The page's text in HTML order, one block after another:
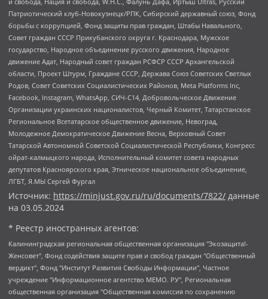
Патриотический клуб-Новокузнецк/РПК, Сибирский державный союз, Фонд
борьбы с коррупцией, Фонд защиты прав граждан, Штабы Навального,
Совет граждан СССР Прикубанского округа г. Краснодара, Мужское
государство, Народное объединение русского движения, Народное
движение Адат, Народный совет граждан РСФСР СССР Архангельской
области, Проект Штурм, Граждане СССР, Держава Союз Советских Светлых
Родов, Совет Советских Социалистических Районов, Meta Platforms Inc,
Facebook, Instagram, WhatsApp, СИЧ-С14, Добровольческое Движение
Организации украинских националистов, Черный Комитет, Татарстанское
Региональное Всетатарское общественное движение, Невоград,
Молодежное Демократическое Движение Весна, Верховный Совет
Татарской Автономной Советской Социалистической Республики, Конгресс
ойрат-калмыцкого народа, Исполнительный комитет совета народных
депутатов Красноярского края, Этническое национальное объединение,
ЛГБТ, Я.МЫ Сергей Фургал
Источник: https://minjust.gov.ru/ru/documents/7822/ данные
на 03.05.2024
* Реестр иностранных агентов:
Калининградская региональная общественная организация "Экозащита!-Женсовет", Фонд содействия защите прав и свобод граждан "Общественный вердикт", Фонд "Институт Развития Свободы Информации", Частное учреждение "Информационное агентство МЕМО. РУ", Региональная общественная организация "Общественная комиссия по сохранению наследия академика Сахарова", Фонд поддержки свободы прессы, Санкт-Петербургская общественная правозащитная организация "Гражданский контроль", Межрегиональная общественная организация "Информационно-просветительский центр "Мемориал", Региональный Фонд "Центр Защиты Прав Средств Массовой Информации", с 05.12.2023 Фонд "Центр Защиты Прав Средств массовой информации", Региональная общественная благотворительная организация помощи беженцам и мигрантам "Гражданское содействие", Негосударственное образовательное учреждение дополнительного профессионального образования (повышение квалификации) специалистов "АКАДЕМИЯ ПО ПРАВАМ ЧЕЛОВЕКА", Свердловская региональная общественная организация "Сутяжник", Автономная некоммерческая организация "Центр независимых социологических исследований", Союз общественных объединений "Российский исследовательский центр по правам человека", Региональное общественное учреждение научно-информационный центр "МЕМОРИАЛ", Некоммерческая организация "Фонд защиты гласности", Автономная некоммерческая организация "Институт прав человека", Городская общественная организация "Екатеринбургское общество "МЕМОРИАЛ", Городская общественная организация "Рязанское историко-просветительское и правозащитное общество "Мемориал" (Рязанский Мемориал), Челябинский региональный орган общественной самодеятельности – женское общественное объединение "Женщины Евразии", Челябинский региональный орган общественной самодеятельности "Уральская правозащитная группа", Фонд содействия защите здоровья и социальной справедливости имени Андрея Рылькова, Автономная Некоммерческая Организация "Аналитический Центр Юрия Левады", Автономная некоммерческая организация социальной поддержки населения "Проект Апрель", Региональная общественная организация помощи женщинам и детям, находящимся в кризисной ситуации "Информационно-методический центр "Анна", Фонд содействия развитию массовых коммуникаций и правовому просвещению "Так-так-Так", Фонд содействия устойчивому развитию "Серебряная тайга", Свердловский региональный общественный фонд социальных проектов "Новое время", "Idel.Реалии", Кавказ.Реалии, Крым.Реалии, Телеканал Настоящее Время, Татаро-башкирская служба Радио Свобода (Azatliq Radiosi), Радио Свободная Европа/Радио Свобода (PCE/PC), "Сибирь.Реалии", "Фактограф", Благотворительный фонд помощи осужденным и их семьям, Автономная некоммерческая организация "Институт глобализации и социальных движений", Фонд "В защиту прав заключенных", Частное учреждение "Центр поддержки и содействия развитию средств массовой информации", Пензенский региональный общественный благотворительный фонд "Гражданский союз", "Север.Реалии", Некоммерческая организация Фонд "Правовая инициатива", Общество с ограниченной ответственностью "Радио Свободная Европа/Радио Свобода", Чешское информационное агентство "MEDIUM-ORIENT", Красноярская региональная общественная организация "Мы против СПИДа", Камалягин Денис Николаевич, Маркелов Сергей Евгеньевич, Пономарев Лев Александрович, Савицкая Людмила Алексеевна, Автономная некоммерческая организация "Центр по работе с проблемой насилия "НАСИЛИЮ.НЕТ", Межрегиональный профессиональный союз работников здравоохранения "Альянс врачей", Юридическое лицо, зарегистрированное в Латвийской Республике, SIA "Medusa Project" (регистрационный номер 40103797863, дата регистрации 10.06.2014), Некоммерческая организация "Фонд по борьбе с коррупцией", Автономная некоммерческая организация "Институт права и публичной политики", Баданин Роман Сергеевич, Гликин Максим Александрович, Железнова Мария Михайловна, Лукьянова Юлия Сергеевна, Маетная Елизавета Витальевна, Маняхин Петр Борисович, Чуракова Ольга Владимировна, Ярош Юлия Петровна, Юридическое лицо "The Insider SIA", зарегистрированное в Риге, Латвийская Республика (дата регистрации 26.06.2015), являющееся администратором доменного имени интернет-издания "The Insider SIA", https://theins.ru, Постернак Алексей Евгеньевич, Рубин Михаил Аркадьевич, Анин Роман Александрович, Юридическое лицо Istories fonds, зарегистрированное в Латвийской Республике (регистрационный номер 50008295751, дата регистрации 24.02.2020), Великовский Дмитрий Александрович, Долинина Ирина Николаевна, Мароховская Алеся Алексеевна, Шлейнов Роман Юрьевич, Шмагун Олеся Валентиновна, Общество с ограниченной ответственностью "Альтаир 2021", Общество с ограниченной ответственностью "Вега 2021", Общество с ограниченной ответственностью "Главный редактор 2021", Общество с ограниченной ответственностью "Ромашки монолит", Важенков Артем Валерьевич, Ивановская областная общественная организация "Центр гендерных исследований", Гурман Юрий Альбертович, Медиапроект "ОВД-Инфо", Егоров Владимир Владимирович, Жилинский Владимир Александрович, Общество с ограниченной ответственностью "ЗП", Иванова София Юрьевна, Карезина Инна Павловна, Кильтау Екатерина Викторовна, Петров Алексей Викторович, Пискунов Сергей Евгеньевич, Смирнов Сергей Сергеевич, Тихонов Михаил Сергеевич, Общество с ограниченной ответственностью "ЖУРНАЛИСТ-ИНОСТРАННЫЙ АГЕНТ", Арапова Галина Юрьевна, Вольтская Татьяна Анатольевна, Американская компания "Mason G.E.S. Anonymous Foundation" (США), являющаяся владельцем интернет-издания https://mnews.world/, Компания "Stichting Bellingcat", зарегистрированная в Нидерландах (дата регистрации 11.07.2018), Захаров Андрей Вячеславович, Клепиковская Екатерина Дмитриевна, Общество с ограниченной ответственностью "МЕМО", Перл Роман Александрович, Симонов Евгений Алексеевич, Соловьева Елена Анатольевна, Сотников Даниил Владимирович, Сурначева Елизавета Дмитриевна, Автономная некоммерческая организация по защите прав человека и информированию населения "Якутия – Наше Мнение", Общество с ограниченной ответственностью "Москоу диджитал медиа", с 26.01.2023 Общество с ограниченной ответственностью "Чайка Белые сады", Ветошкина Валерия Валерьевна, Заговора Максим Александрович, Межрегиональное общественное движение "Российская ЛГБТ - сеть", Оленичев Максим Владимирович, Павлов Иван Юрьевич, Скворцова Елена Сергеевна, Общество с ограниченной ответственностью "Как бы инагент", Кочетков Игорь Викторович, Общество с ограниченной ответственностью "Честные выборы", Еланчик Олег Александрович, Общество с ограниченной ответственностью "Нобелевский призыв", Гималова Регина Эмилевна, Григорьев Андрей Валерьевич, Григорьева Алина Александровна, Ассоциация по содействию защите прав призывников, альтернативнослужащих и военнослужащих "Правозащитная группа "Гражданин.Армия.Право", Хисамова Регина Фаритовна, Автономная некоммерческая организация по реализации социально-правовых программ "Лилит", Дальневосточное общественное движение "Маяк", Санкт-Петербургская ЛГБТ-инициативная группа "Выход", Инициативная группа ЛГБТ+ "Реверс", Алексеев Андрей Викторович, Бекбулатова Таисия Львовна, Беляев Иван Михайлович, Владыкина Елена Сергеевна, Гельман Марат Александрович, Никульшина Вероника Юрьевна, Толоконникова Надежда Андреевна, Шендерович Виктор Анатольевич, Общество с ограниченной ответственностью "Данное сообщение", Общество с ограниченной ответственностью Издательский дом "Новая глава", Айнбиндер Александра Александровна, Московский комьюнити-центр для ЛГБТ+инициатив, Благотворительный фонд развития филантропии, Deutsche Welle (Германия, Kurt-Schumacher-Strasse 3, 53113 Bonn), Борзунова Мария Михайловна, Воробьев Виктор Викторович, Голубева Анна Львовна, Константинова Алла Михайловна, Малкова Ирина Владимировна, Мурадов Мурад Абдулгалимович, Осетинская Елизавета Николаевна, Понасенков Евгений Николаевич, Ганапольский Матвей Юрьевич, Киселев Евгений Алексеевич, Борухович Ирина Григорьевна, Дремин Иван Тимофеевич, Дубровский Дмитрий Викторович, Красноярская региональная общественная организация поддержки и развития альтернативных образовательных технологий и межкультурных коммуникаций "ИНТЕРРА", Маяковская Екатерина Алексеевна, Фейгин Марк Захарович, Филимонов Андрей Викторович, Дзугкоева Регина Николаевна, Доброхотов Роман Александрович, Дудь Юрий Александрович, Елкин Сергей Владимирович, Кругликов Кирилл Игоревич, Сабунаева Мария Леонидовна, Семенов Алексей Владимирович, Шаинян Карен Багратович, Шульман Екатерина Михайловна, Асафьев Артур Валерьевич, Вахштайн Виктор Семенович, Венедиктов Алексей Алексеевич, Лушникова Екатерина Евгеньевна, Волков Леонид Михайлович, Невзоров Александр Глебович, Пархоменко Сергей Борисович, Сироткин Ярослав Николаевич, Кара-Мурза Владимир Владимирович, Баранова Наталья Владимировна, Гозман Леонид Яковлевич, Кагарлицкий Борис Юльевич, Климарев Михаил Валерьевич, Милов Владимир Станиславович, Автономная некоммерческая организация Краснодарский центр современного искусства "Типография", Моргенштерн Алишер Тагирович, Соболь Любовь Эдуардовна, Общество с ограниченной ответственностью "ЛИЗА НОРМ", Каспаров Гарри Кимович, Ходорковский Михаил Борисович, Общество с ограниченной ответственностью "Апрельские тезисы", Данилович Ирина Брониславовна, Кашин Олег Владимирович, Петров Николай Владимирович, Пивоваров Алексей Владимирович, Соколов Михаил Владимирович, Цветкова Юлия Владимировна, Чичваркин Евгений Александрович, Комитет против пыток/Команда против пыток, Общество с ограниченной ответственностью "Первый научный", Общество с ограниченной ответственностью "Вертолет и ко", Белоцерковская Вероника Борисовна, Кац Максим Евгеньевич, Лазарева Татьяна Юрьевна, Шаведдинов Руслан Табризович, Яшин Илья Валерьевич, Общество с ограниченной ответственностью "Иноагент ААВ", Алешковский Дмитрий Петрович, Альбац Евгения Марковна, Быков Дмитрий Львович, Галямина Юлия Евгеньевна, Лойко Сергей Леонидович, Мартынов Кирилл Константинович, Медведев Сергей Александрович, Крашенинников Федор Геннадиевич, Гордеева Катерина Вл